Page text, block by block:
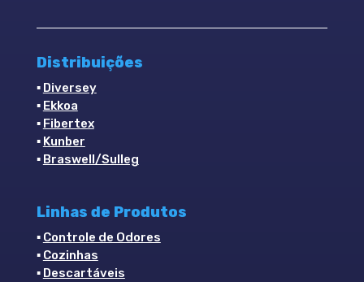
Distribuições
▪ Diversey
▪ Ekkoa
▪ Fibertex
▪ Kunber
▪ Braswell/Sulleg
Linhas de Produtos
▪ Controle de Odores
▪ Cozinhas
▪ Descartáveis